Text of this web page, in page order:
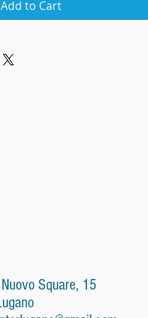
Add to Cart
Square, 15